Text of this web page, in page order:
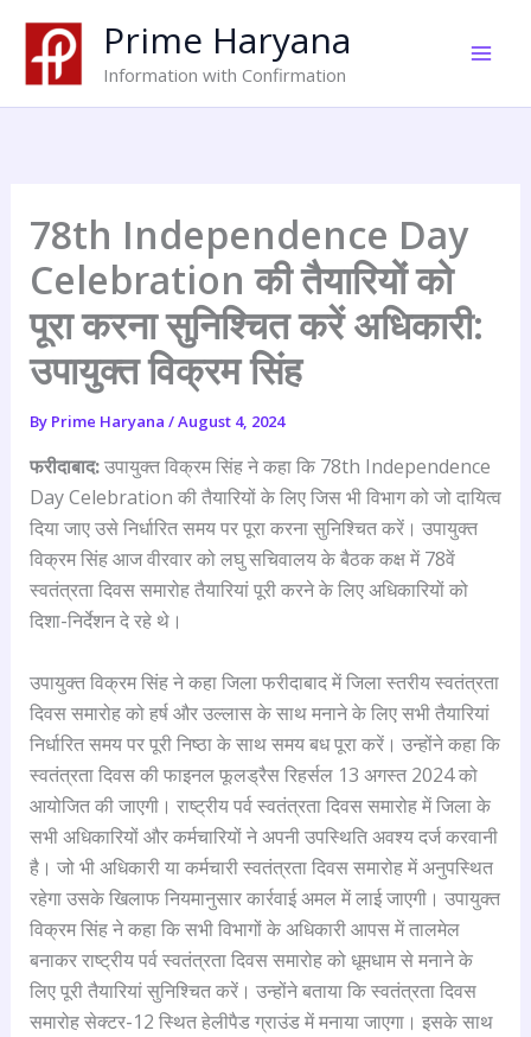
content
Prime Haryana
Information with Confirmation
78th Independence Day
Celebration की तैयारियों को
पूरा करना सुनिश्चित करें अधिकारी:
उपायुक्त विक्रम सिंह
By Prime Haryana /August 4, 2024
फरीदाबाद:उपायुक्त विक्रम सिंह ने कहा कि 78th Independence
Day Celebration की तैयारियों के लिए जिस भी विभाग को जो दायित्व
दिया जाए उसे निर्धारित समय पर पूरा करना सुनिश्चित करें। उपायुक्त
विक्रम सिंह आज वीरवार को लघु सचिवालय के बैठक कक्ष में 78वें
स्वतंत्रता दिवस समारोह तैयारियां पूरी करने के लिए अधिकारियों को
दिशा-निर्देशन दे रहे थे।
उपायुक्त विक्रम सिंह ने कहा जिला फरीदाबाद में जिला स्तरीय स्वतंत्रता
दिवस समारोह को हर्ष और उल्लास के साथ मनाने के लिए सभी तैयारियां
निर्धारित समय पर पूरी निष्ठा के साथ समय बध पूरा करें। उन्होंने कहा कि
स्वतंत्रता दिवस की फाइनल फूलड्रैस रिहर्सल 13 अगस्त 2024 को
आयोजित की जाएगी। राष्ट्रीय पर्व स्वतंत्रता दिवस समारोह में जिला के
सभी अधिकारियों और कर्मचारियों ने अपनी उपस्थिति अवश्य दर्ज करवानी
है। जो भी अधिकारी या कर्मचारी स्वतंत्रता दिवस समारोह में अनुपस्थित
रहेगा उसके खिलाफ नियमानुसार कार्रवाई अमल में लाई जाएगी। उपायुक्त
विक्रम सिंह ने कहा कि सभी विभागों के अधिकारी आपस में तालमेल
बनाकर राष्ट्रीय पर्व स्वतंत्रता दिवस समारोह को धूमधाम से मनाने के
लिए पूरी तैयारियां सुनिश्चित करें। उन्होंने बताया कि स्वतंत्रता दिवस
समारोह सेक्टर-12 स्थित हेलीपैड ग्राउंड में मनाया जाएगा। इसके साथ